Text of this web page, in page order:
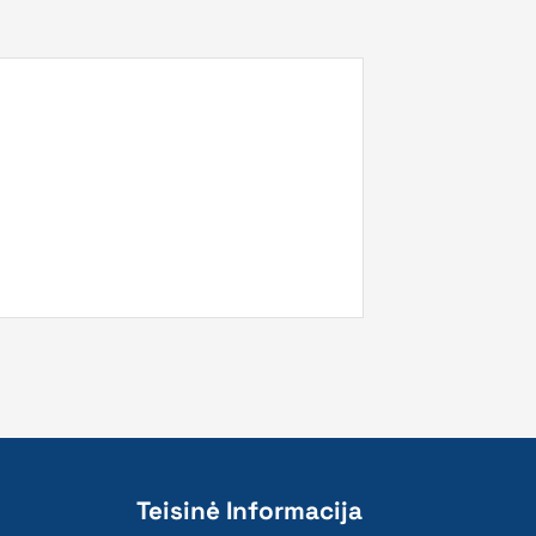
Teisinė Informacija